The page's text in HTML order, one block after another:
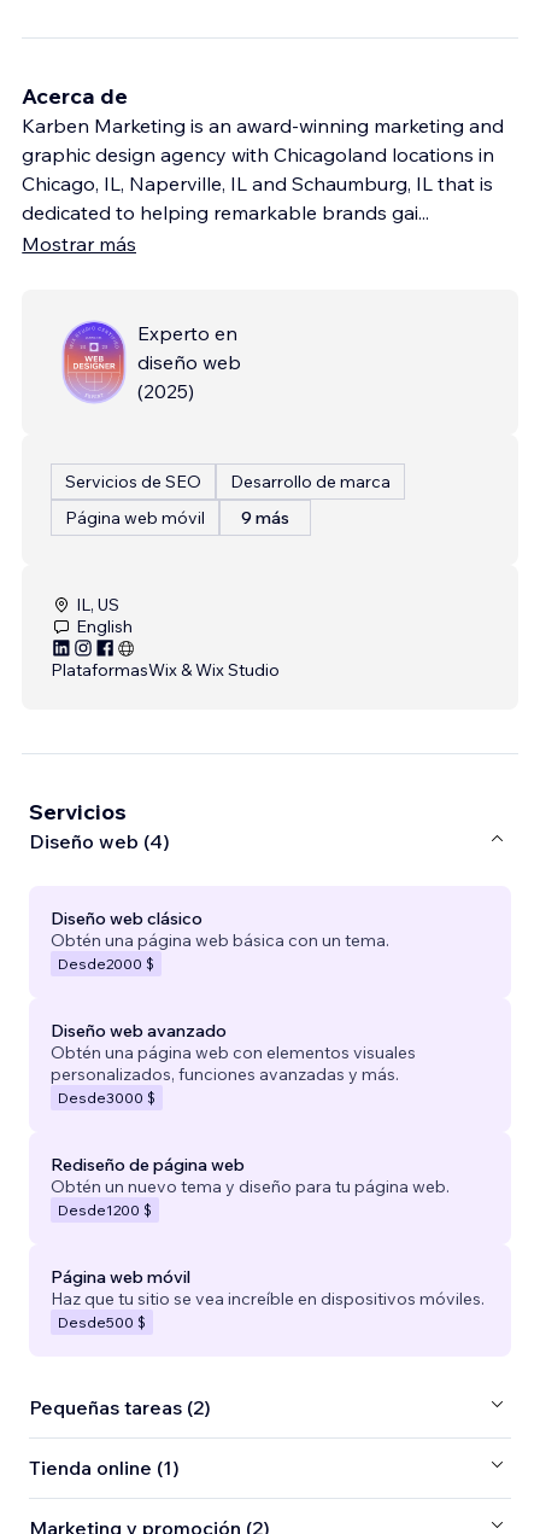
Acerca de
Karben Marketing is an award-winning marketing and
graphic design agency with Chicagoland locations in
Chicago, IL, Naperville, IL and Schaumburg, IL that is
dedicated to helping remarkable brands gai...
Mostrar más
Experto en
diseño web
(2025)
Servicios de SEO
Desarrollo de marca
Página web móvil
9 más
IL, US
English
PlataformasWix & Wix Studio
Servicios
Diseño web (4)
Diseño web clásico
Obtén una página web básica con un tema.
Desde2000 $
Diseño web avanzado
Obtén una página web con elementos visuales
personalizados, funciones avanzadas y más.
Desde3000 $
Rediseño de página web
Obtén un nuevo tema y diseño para tu página web.
Desde1200 $
Página web móvil
Haz que tu sitio se vea increíble en dispositivos móviles.
Desde500 $
Pequeñas tareas (2)
Tienda online (1)
Marketing y promoción (2)